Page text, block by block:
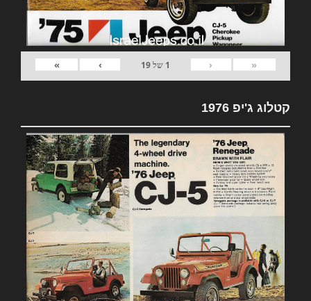
«
‹
1 של19
›
»
קטלוג ג'יפ 1976